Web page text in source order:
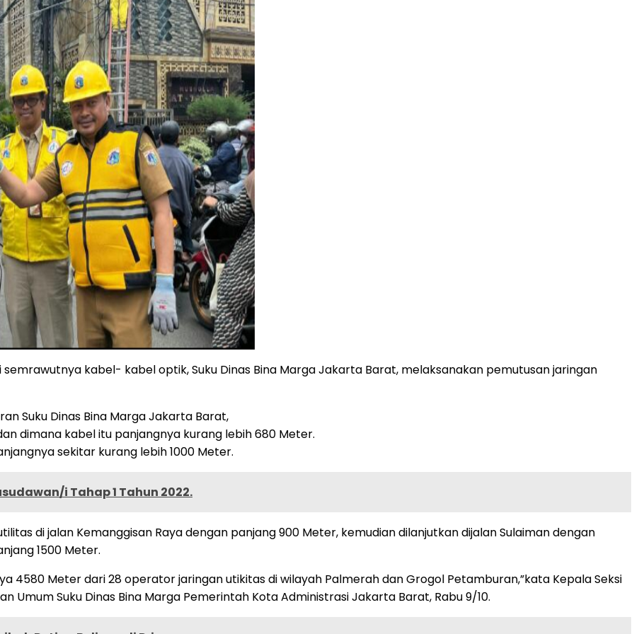
kabel- kabel optik, Suku Dinas Bina Marga Jakarta Barat, melaksanakan pemutusan jaringan
Suku Dinas Bina Marga Jakarta Barat,
dimana kabel itu panjangnya kurang lebih 680 Meter.
sekitar kurang lebih 1000 Meter.
i Tahap 1 Tahun 2022.
di jalan Kemanggisan Raya dengan panjang 900 Meter, kemudian dilanjutkan dijalan Sulaiman dengan
1500 Meter.
4580 Meter dari 28 operator jaringan utikitas di wilayah Palmerah dan Grogol Petamburan,”kata Kepala Seksi
Umum Suku Dinas Bina Marga Pemerintah Kota Administrasi Jakarta Barat, Rabu 9/10.